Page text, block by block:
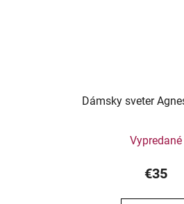
Dámsky sveter
Vypredané
€35